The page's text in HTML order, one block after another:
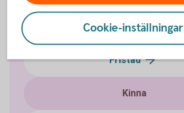
Bollebygd
Fristad
Kinna
Cookie-inställningar